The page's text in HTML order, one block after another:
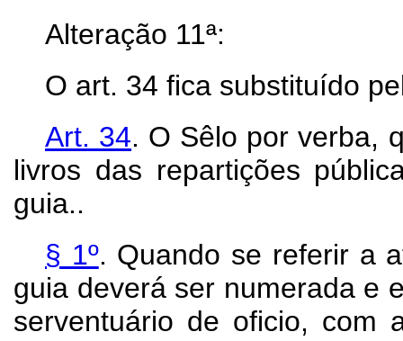
Alteração 11ª:
O art. 34 fica substituído
Art. 34. O Sêlo por verba,
livros das repartições
guia..
§ 1º. Quando se referir a
guia deverá ser numerada e
serventuário de oficio, com